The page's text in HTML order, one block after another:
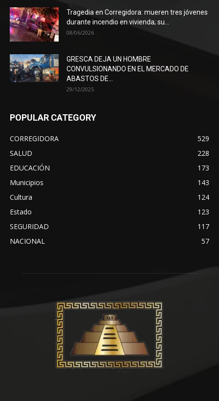
Tragedia en Corregidora: mueren tres jóvenes
durante incendio en vivienda; su...
08/06/2026
GRESCA DEJA UN HOMBRE
CONVULSIONANDO EN EL MERCADO DE
ABASTOS DE...
29/12/2025
POPULAR CATEGORY
CORREGIDORA
529
SALUD
228
EDUCACIÓN
173
Municipios
143
Cultura
124
Estado
123
SEGURIDAD
117
NACIONAL
57